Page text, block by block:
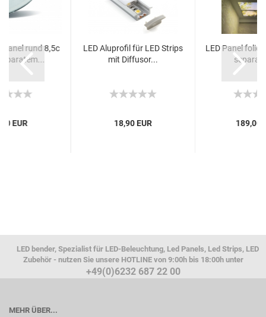
Panel rund 8,5c
EUR
LED Aluprofil für LED Strips
mit Diffusor...
18,90 EUR
LED Panel
189,00
LED bender, Spezialist für LED-Beleuchtung, Led Panels, Led Strips, LED
Zubehör - nutzen Sie unsere HOTLINE von 9:00h bis 18:00h unter
+49(0)6232 687 22 00
MEHR ÜBER...